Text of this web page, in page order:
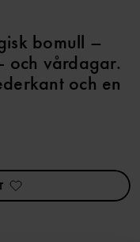
bomull –
och vårdagar.
och en